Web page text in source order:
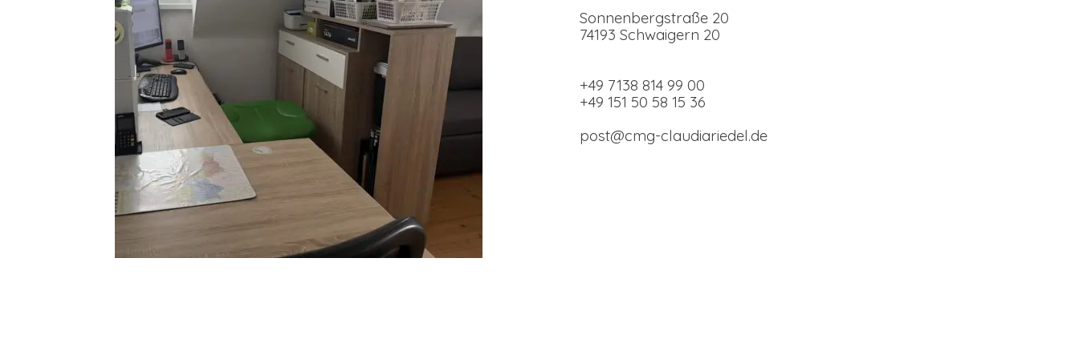
Sonnenbergstraße 20
74193 Schwaigern 20
+49 7138 814 99 00
+49 151 50 58 15 36
post@cmg-claudiariedel.de